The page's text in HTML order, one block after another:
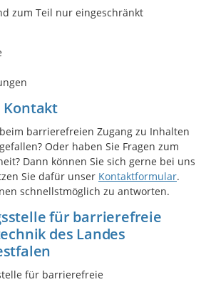
zum Teil nur eingeschränkt
Kontakt
barrierefreien Zugang zu Inhalten
Oder haben Sie Fragen zum
Dann können Sie sich gerne bei uns
Sie dafür unser Kontaktformular.
schnellstmöglich zu antworten.
für barrierefreie
des Landes
für barrierefreie